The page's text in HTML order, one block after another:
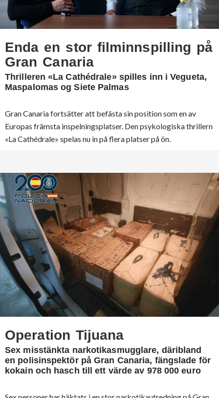
Enda en stor filminnspilling på
Gran Canaria
Thrilleren «La Cathédrale» spilles inn i Vegueta,
Maspalomas og Siete Palmas
Gran Canaria fortsätter att befästa sin position som en av
Europas främsta inspelningsplatser. Den psykologiska thrillern
«La Cathédrale» spelas nu in på flera platser på ön.
Operation Tijuana
Sex misstänkta narkotikasmugglare, däribland
en polisinspektör på Gran Canaria, fängslade för
kokain och hasch till ett värde av 978 000 euro